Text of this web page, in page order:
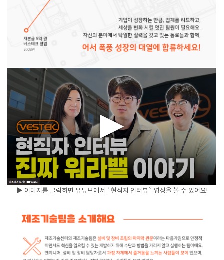
▶ 이미지를 클릭하면 유튜브에서 `현직자 인터뷰` 영상을 볼 수 있어요!